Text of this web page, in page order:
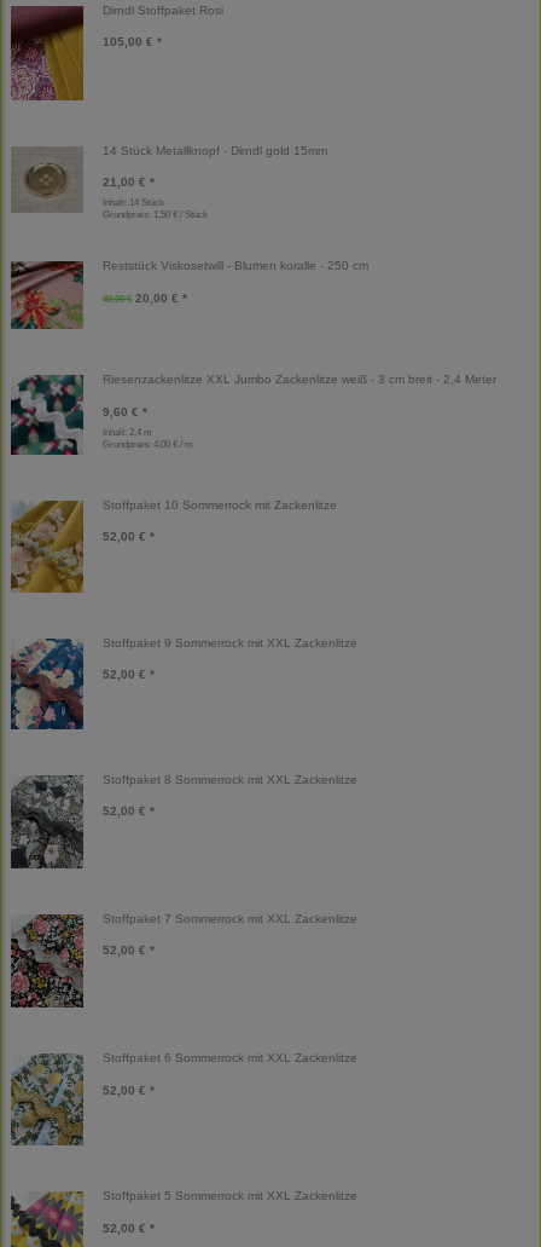
Dirndl Stoffpaket Rosi
105,00 € *
14 Stück Metallknopf - Dirndl gold 15mm
21,00 € *
Inhalt: 14 Stück
Grundpreis: 1,50 € / Stück
Reststück Viskosetwill - Blumen koralle - 250 cm
40,00 € 20,00 € *
Riesenzackenlitze XXL Jumbo Zackenlitze weiß - 3 cm breit - 2,4 Meter
9,60 € *
Inhalt: 2,4 m
Grundpreis: 4,00 € / m
Stoffpaket 10 Sommerrock mit Zackenlitze
52,00 € *
Stoffpaket 9 Sommerrock mit XXL Zackenlitze
52,00 € *
Stoffpaket 8 Sommerrock mit XXL Zackenlitze
52,00 € *
Stoffpaket 7 Sommerrock mit XXL Zackenlitze
52,00 € *
Stoffpaket 6 Sommerrock mit XXL Zackenlitze
52,00 € *
Stoffpaket 5 Sommerrock mit XXL Zackenlitze
52,00 € *